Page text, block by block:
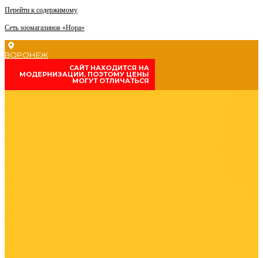
Перейти к содержимому
Сеть зоомагазинов «Нора»
ВОРОНЕЖ
CАЙТ НАХОДИТСЯ НА
МОДЕРНИЗАЦИИ, ПОЭТОМУ ЦЕНЫ
МОГУТ ОТЛИЧАТЬСЯ